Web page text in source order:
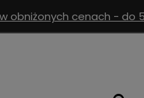
obniżonych cenach - do